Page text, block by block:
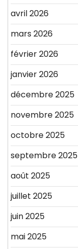
avril 2026
mars 2026
février 2026
janvier 2026
décembre 2025
novembre 2025
octobre 2025
septembre 2025
août 2025
juillet 2025
juin 2025
mai 2025